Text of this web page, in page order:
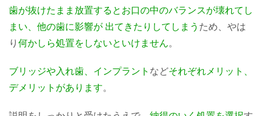
歯が抜けたまま放置するとお口の中のバランスが壊れてし
まい、他の歯に影響が 出てきたりしてしまう ため、やは
り 何かしら処置をしないといけません。
ブリッジや入れ歯、インプラント などそれぞれメリット、
デメリットがあります。